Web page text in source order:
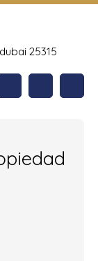
25315